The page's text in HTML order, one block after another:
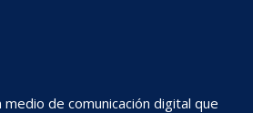
de comunicación digital que